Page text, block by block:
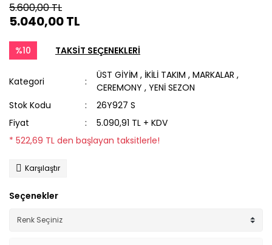
5.600,00 TL
5.040,00 TL
%10 TAKSİT SEÇENEKLERİ
Kategori
ÜST GİYİM , İKİLİ TAKIM ,MARKALAR ,
CEREMONY ,YENİ SEZON
Stok Kodu
26Y927 S
Fiyat
5.090,91 TL + KDV
* 522,69 TL den başlayan taksitlerle!
Karşılaştır
Seçenekler